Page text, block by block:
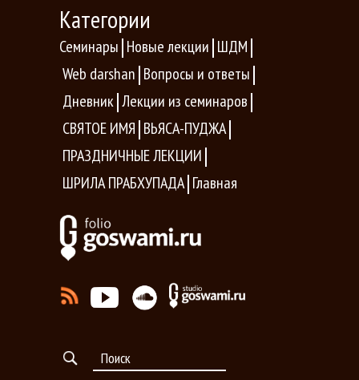
Категории
Семинары Новые лекции ШДМ
Web darshan Вопросы и ответы
Дневник Лекции из семинаров
СВЯТОЕ ИМЯ ВЬЯСА-ПУДЖА
ПРАЗДНИЧНЫЕ ЛЕКЦИИ
ШРИЛА ПРАБХУПАДА Главная